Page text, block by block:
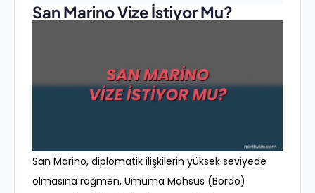
San Marino Vize İstiyor Mu?
San Marino, diplomatik ilişkilerin yüksek seviyede
olmasına rağmen, Umuma Mahsus (Bordo)